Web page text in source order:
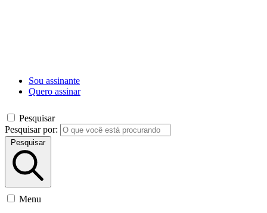
Sou assinante
Quero assinar
Pesquisar
Pesquisar por:
Pesquisar
Menu